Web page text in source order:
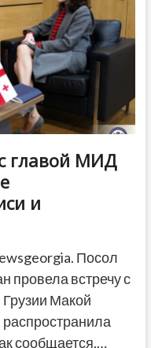
главой МИД
и
Посол
провела встречу с
Макой
сообщается,…